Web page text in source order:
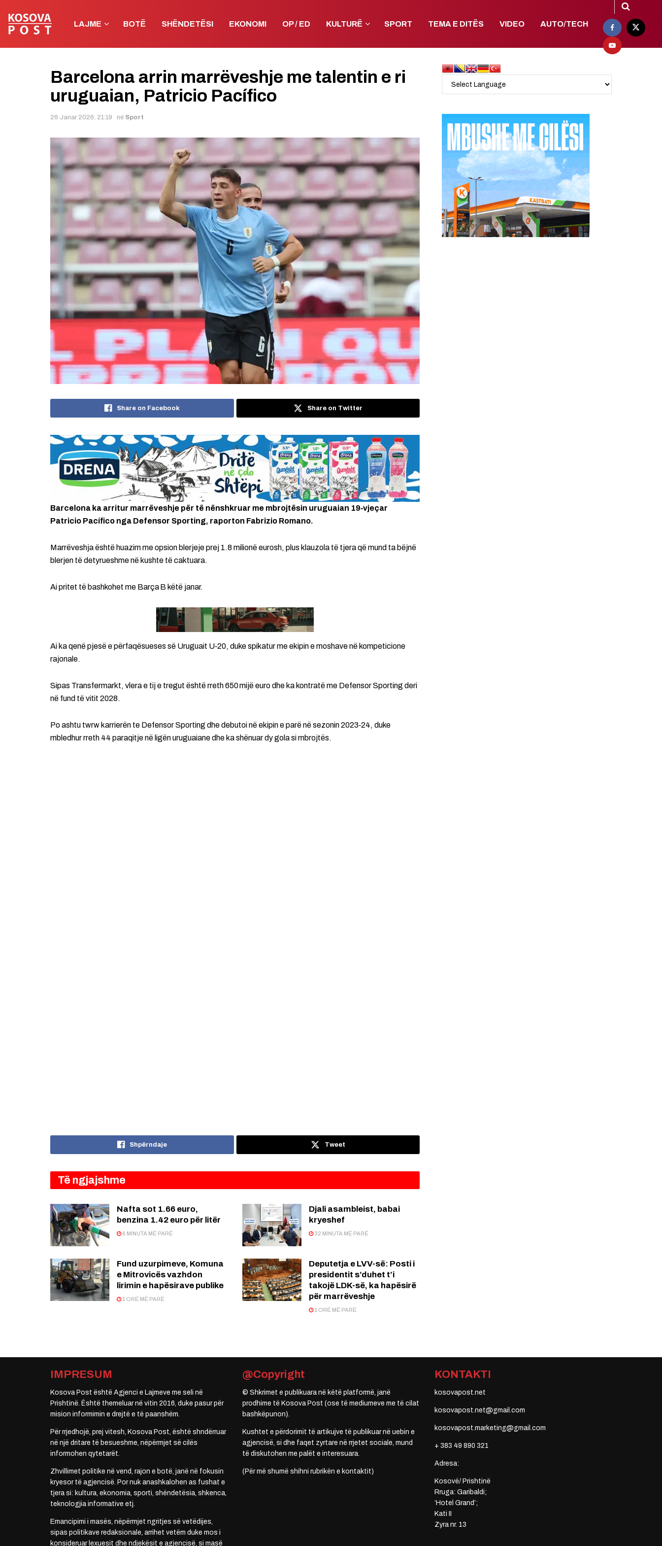
LAJME BOTË SHËNDETËSI EKONOMI OP / ED KULTURË SPORT TEMA E DITËS VIDEO AUTO/TECH
Barcelona arrin marrëveshje me talentin e ri
uruguaian, Patricio Pacífico
26 Janar 2026, 21:19 në Sport
Share on Facebook Share on Twitter
Barcelona ka arritur marrëveshje për të nënshkruar me mbrojtësin uruguaian 19‑vjeçar
Patricio Pacífico nga Defensor Sporting, raporton Fabrizio Romano.
Marrëveshja është huazim me opsion blerjeje prej 1.8 milionë eurosh, plus klauzola të tjera që mund ta bëjnë
blerjen të detyrueshme në kushte të caktuara.
Ai pritet të bashkohet me Barça B këtë janar.
Ai ka qenë pjesë e përfaqësueses së Uruguait U‑20, duke spikatur me ekipin e moshave në kompeticione
rajonale.
Sipas Transfermarkt, vlera e tij e tregut është rreth 650 mijë euro dhe ka kontratë me Defensor Sporting deri
në fund të vitit 2028.
Po ashtu twrw karrierën te Defensor Sporting dhe debutoi në ekipin e parë në sezonin 2023‑24, duke
mbledhur rreth 44 paraqitje në ligën uruguaiane dhe ka shënuar dy gola si mbrojtës.
Shpërndaje Tweet
Të ngjajshme
Nafta sot 1.66 euro,
benzina 1.42 euro për litër
6 MINUTA MË PARË
Djali asambleist, babai
kryeshef
32 MINUTA MË PARË
Fund uzurpimeve, Komuna
e Mitrovicës vazhdon
lirimin e hapësirave publike
1 ORË MË PARË
Deputetja e LVV-së: Posti i
presidentit s’duhet t’i
takojë LDK-së, ka hapësirë
për marrëveshje
1 ORË MË PARË
IMPRESUM
Kosova Post është Agjenci e Lajmeve me seli në
Prishtinë. Është themeluar në vitin 2016, duke pasur për
mision informimin e drejtë e të paanshëm.
Për rrjedhojë, prej vitesh, Kosova Post, është shndërruar
në një dritare të besueshme, nëpërmjet së cilës
informohen qytetarët.
Zhvillimet politike në vend, rajon e botë, janë në fokusin
kryesor të agjencisë. Por nuk anashkalohen as fushat e
tjera si: kultura, ekonomia, sporti, shëndetësia, shkenca,
teknologjia informative etj.
Emancipimi i masës, nëpërmjet ngritjes së vetëdijes,
sipas politikave redaksionale, arrihet vetëm duke mos i
konsideruar lexuesit dhe ndjekësit e agjencisë, si masë
@Copyright
© Shkrimet e publikuara në këtë platformë, janë
prodhime të Kosova Post (ose të mediumeve me të cilat
bashkëpunon).
Kushtet e përdorimit të artikujve të publikuar në uebin e
agjencisë, si dhe faqet zyrtare në rrjetet sociale, mund
të diskutohen me palët e interesuara.
(Për më shumë shihni rubrikën e kontaktit)
KONTAKTI
kosovapost.net
kosovapost.net@gmail.com
kosovapost.marketing@gmail.com
+ 383 49 890 321
Adresa:
Kosovë/ Prishtinë
Rruga: Garibaldi;
‘Hotel Grand’;
Kati II
Zyra nr. 13